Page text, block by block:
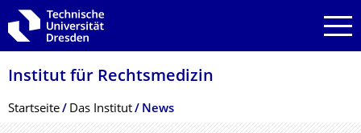
Zur Hauptnavigation springen
Zur Suche springen
Zum Inhalt springen
Institut für Rechtsmedizin
Breadcrumb-Menü
Startseite Das Institut News